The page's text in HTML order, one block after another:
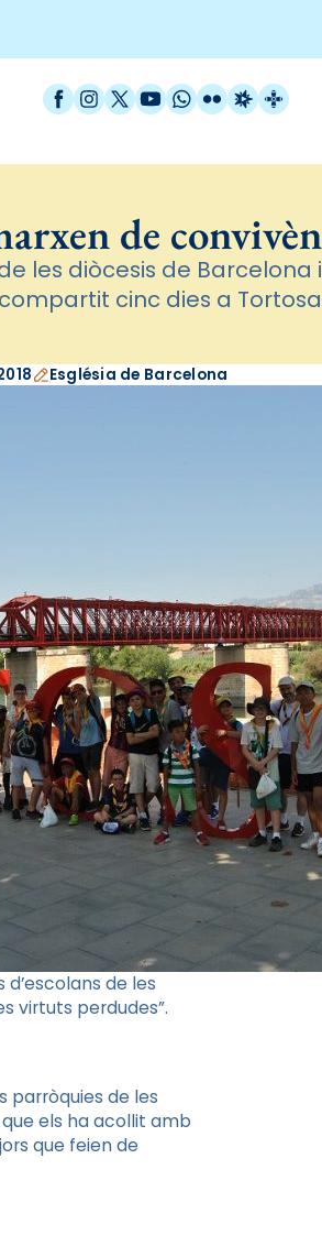
Facebook
Instagram
X / Twitter
YouTube
WhatsApp
FlickrRadio
de
les diòcesis de Barcelona
cinc dies a Tortosa
Església de Barcelona
d’escolans de les
virtuts perdudes”.
parròquies de les
els ha acollit amb
que feien de